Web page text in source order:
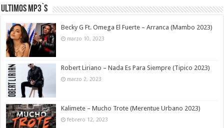
Ultimos MP3`s
Becky G Ft. Omega El Fuerte – Arranca (Mambo 2023)
marzo 10, 2023
Robert Liriano – Nada Es Para Siempre (Tipico 2023)
marzo 2, 2023
Kalimete – Mucho Trote (Merentue Urbano 2023)
febrero 12, 2023